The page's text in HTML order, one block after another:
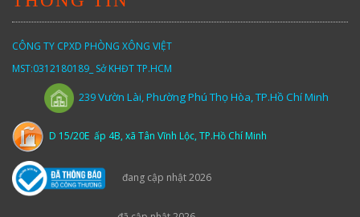
CÔNG TY CPXD PHÒNG XÔNG VIỆT
MST:0312180189_ Sở KHĐT TP.HCM
239Vườn Lài,Phường Phú Thọ Hòa, TP.Hồ Chí Minh
D 15/20E ấp 4B, xã Tân Vĩnh Lộc, TP.Hồ Chí Minh
đang cập nhật 2026